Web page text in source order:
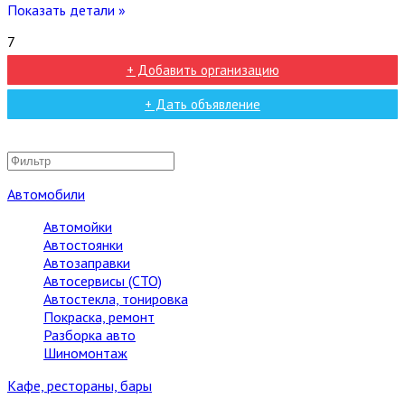
Показать детали »
7
+ Добавить организацию
+ Дать объявление
Автомобили
Автомойки
Автостоянки
Автозаправки
Автосервисы (СТО)
Автостекла, тонировка
Покраска, ремонт
Разборка авто
Шиномонтаж
Кафе, рестораны, бары